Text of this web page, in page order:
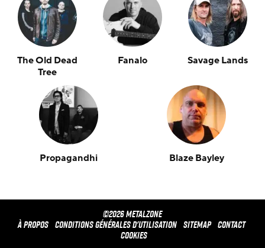
The Old Dead
Tree
Fanalo Savage Lands
Propagandhi Blaze Bayley
©2026 METALZONE
À propos Conditions générales d'utilisation Sitemap Contact
Cookies